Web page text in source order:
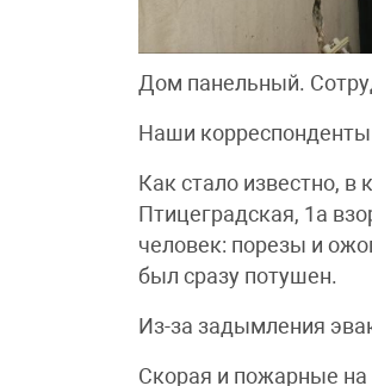
Дом панельный.
Наши
Как стало известно, в
Птицеградская, 1а
человек: порезы и
был сразу потушен.
Из-за задымления
Скорая и пожарные